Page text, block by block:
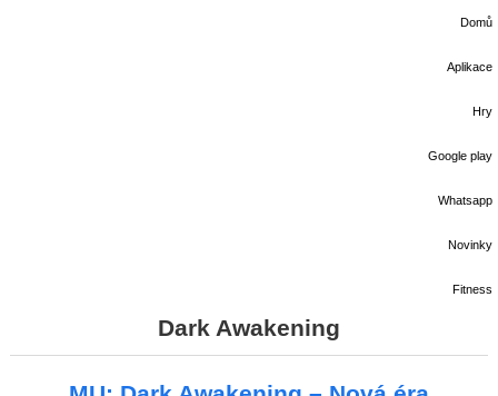
Domů
Aplikace
Hry
Google play
Whatsapp
Novinky
Fitness
Dark Awakening